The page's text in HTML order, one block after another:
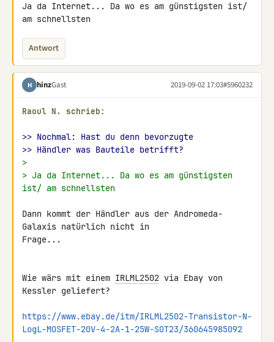
Ja da Internet... Da wo es am günstigsten ist/
am schnellsten
Antwort
H hinzGast 2019-09-02 17:03#5960232
Raoul N. schrieb:
>> Nochmal: Hast du denn bevorzugte
>> Händler was Bauteile betrifft?
>
> Ja da Internet... Da wo es am günstigsten
ist/ am schnellsten
Dann kommt der Händler aus der Andromeda-
Galaxis natürlich nicht in
Frage...
Wie wärs mit einem IRLML2502 via Ebay von
Kessler geliefert?
https://www.ebay.de/itm/IRLML2502-Transistor-N-
LogL-MOSFET-20V-4-2A-1-25W-SOT23/360645985092